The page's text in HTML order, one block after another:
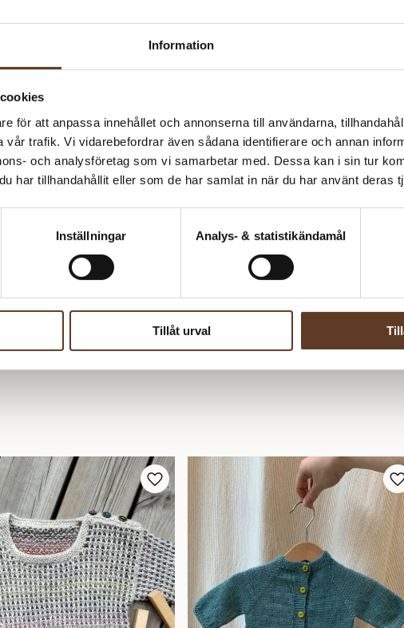
Information
för att anpassa innehållet och annonserna till användarna,
vår trafik. Vi vidarebefordrar även sådana identifierare och annan
och analysföretag som vi samarbetar med. Dessa kan i sin tur
har tillhandahållit eller som de har samlat in när du har använt deras
Inställningar Analys- & statistikändamål
Tillåt urval